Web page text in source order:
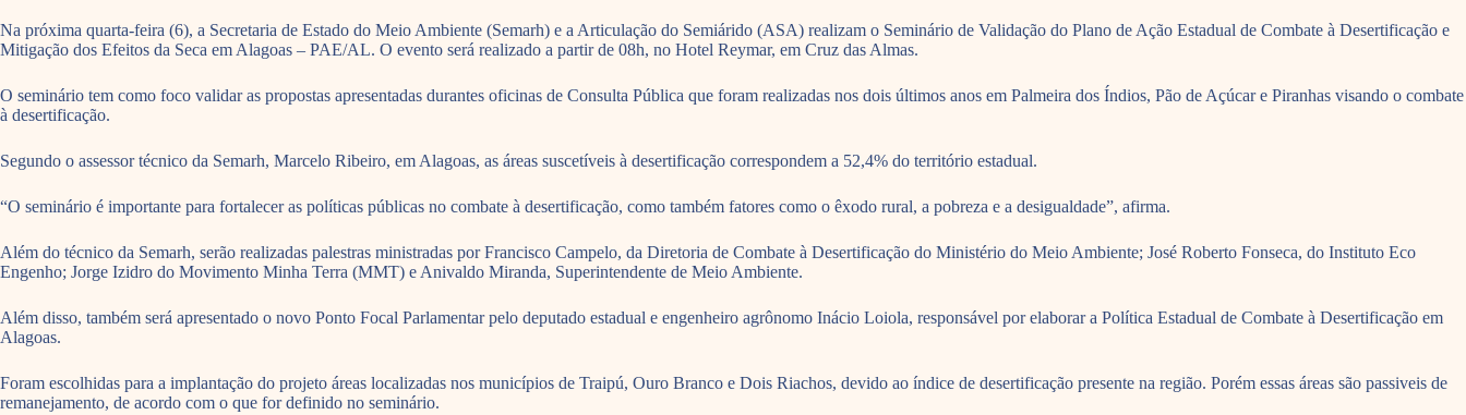
Na próxima quarta-feira (6), a Secretaria de Estado do Meio Ambiente (Semarh) e a Articulação do Semiárido (ASA) realizam o Seminário de Validação do Plano de Ação Estadual de Combate à Desertificação e
Mitigação dos Efeitos da Seca em Alagoas – PAE/AL. O evento será realizado a partir de 08h, no Hotel Reymar, em Cruz das Almas.
O seminário tem como foco validar as propostas apresentadas durantes oficinas de Consulta Pública que foram realizadas nos dois últimos anos em Palmeira dos Índios, Pão de Açúcar e Piranhas visando o combate
à desertificação.
Segundo o assessor técnico da Semarh, Marcelo Ribeiro, em Alagoas, as áreas suscetíveis à desertificação correspondem a 52,4% do território estadual.
“O seminário é importante para fortalecer as políticas públicas no combate à desertificação, como também fatores como o êxodo rural, a pobreza e a desigualdade”, afirma.
Além do técnico da Semarh, serão realizadas palestras ministradas por Francisco Campelo, da Diretoria de Combate à Desertificação do Ministério do Meio Ambiente; José Roberto Fonseca, do Instituto Eco
Engenho; Jorge Izidro do Movimento Minha Terra (MMT) e Anivaldo Miranda, Superintendente de Meio Ambiente.
Além disso, também será apresentado o novo Ponto Focal Parlamentar pelo deputado estadual e engenheiro agrônomo Inácio Loiola, responsável por elaborar a Política Estadual de Combate à Desertificação em
Alagoas.
Foram escolhidas para a implantação do projeto áreas localizadas nos municípios de Traipú, Ouro Branco e Dois Riachos, devido ao índice de desertificação presente na região. Porém essas áreas são passiveis de
remanejamento, de acordo com o que for definido no seminário.